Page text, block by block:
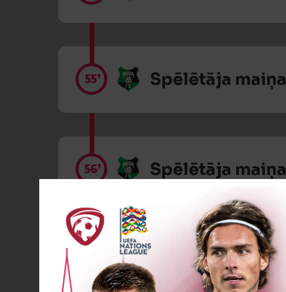
55’ Spēlētāja maiņa
56’ Spēlētāja maiņa
Spēlētāja maiņa